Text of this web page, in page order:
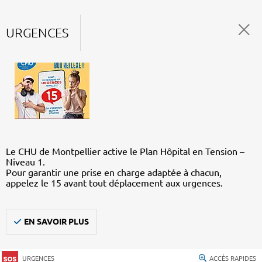
URGENCES
Le CHU de Montpellier active le Plan Hôpital en Tension –
Niveau 1.
Pour garantir une prise en charge adaptée à chacun,
appelez le 15 avant tout déplacement aux urgences.
EN SAVOIR PLUS
URGENCES ACCÈS RAPIDES